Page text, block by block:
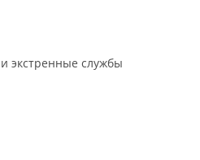
экстренные службы